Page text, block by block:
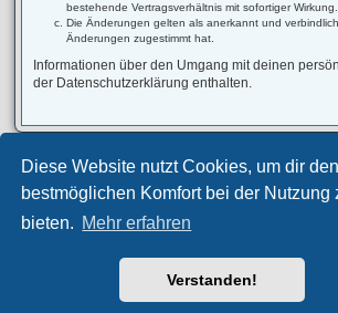
Diese Website nutzt Cookies, um dir den
bestmöglichen Komfort bei der Nutzung
bieten. Mehr erfahren
Verstanden!
bestehende Vertragsverhältnis mit sofortiger Wirkung.
Die Änderungen gelten als anerkannt und
Änderungen zugestimmt hat.
Informationen über den Umgang mit deinen
der Datenschutzerklärung enthalten.
Foren-Übersicht Alle
Privates Forum ©